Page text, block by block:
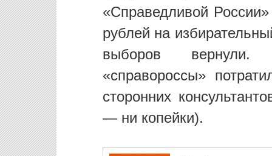
«Справедливой
рублей на
выборов
«справороссы»
сторонних
— ни копейки).